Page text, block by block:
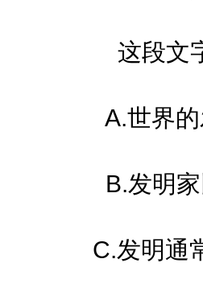
这段文字
A.世界的
B.发明家
C.发明通常